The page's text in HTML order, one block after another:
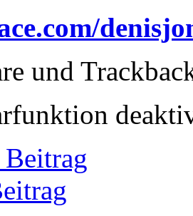
und